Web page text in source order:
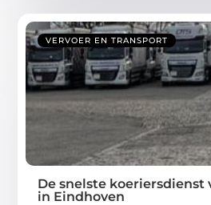
VERVOER EN TRANSPORT
De snelste
in Eindhoven